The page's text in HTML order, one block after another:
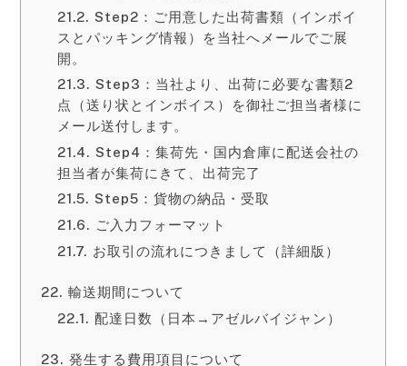
Step2：ご用意した出荷書類（インボイ
スとパッキング情報）を当社へメールでご展
開。
Step3：当社より、出荷に必要な書類2
点（送り状とインボイス）を御社ご担当者様に
メール送付します。
Step4：集荷先・国内倉庫に配送会社の
担当者が集荷にきて、出荷完了
Step5：貨物の納品・受取
ご入力フォーマット
お取引の流れにつきまして（詳細版）
輸送期間について
配達日数（日本→アゼルバイジャン）
発生する費用項目について